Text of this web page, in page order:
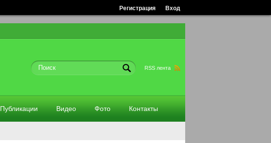
Вход
Регистрация
RSS лента
Публикации Видео Фото Контакты